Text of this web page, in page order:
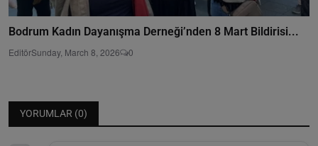
Bodrum Kadın Dayanışma Derneği’nden 8 Mart Bildirisi...
EditörSunday, March 8, 2026 0
YORUMLAR (0)